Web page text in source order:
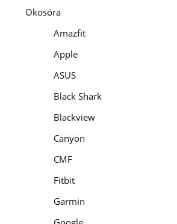
Okosóra
Amazfit
Apple
ASUS
Black Shark
Blackview
Canyon
CMF
Fitbit
Garmin